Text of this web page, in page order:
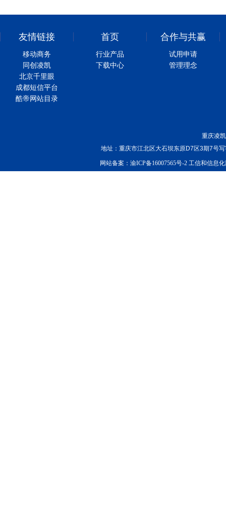
友情链接
移动商务
同创凌凯
北京千里眼
成都短信平台
酷帝网站目录
首页
行业产品
下载中心
合作与共赢
试用申请
管理理念
重庆凌
地址：重庆市江北区大石坝东原D7区3期7号
网站备案：渝ICP备16007565号-2 工信和信息化